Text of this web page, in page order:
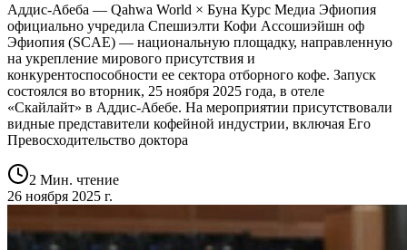
Аддис-Абеба — Qahwa World × Буна Курс Медиа Эфиопия
официально учредила Спешиэлти Кофи Ассошиэйшн оф
Эфиопия (SCAE) — национальную площадку, направленную
на укрепление мирового присутствия и
конкурентоспособности ее сектора отборного кофе. Запуск
состоялся во вторник, 25 ноября 2025 года, в отеле
«Скайлайт» в Аддис-Абебе. На мероприятии присутствовали
видные представители кофейной индустрии, включая Его
Превосходительство доктора
2 Мин. чтение
26 ноября 2025 г.